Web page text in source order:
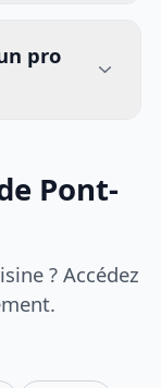
pro
Pont-
? Accédez